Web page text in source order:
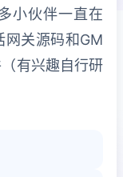
小伙伴一直在
网关源码和GM
有兴趣自行研